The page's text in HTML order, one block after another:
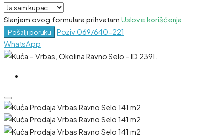
Slanjem ovog formulara prihvatam Uslove korišćenja
Pošalji poruku Poziv069/640-221
WhatsApp